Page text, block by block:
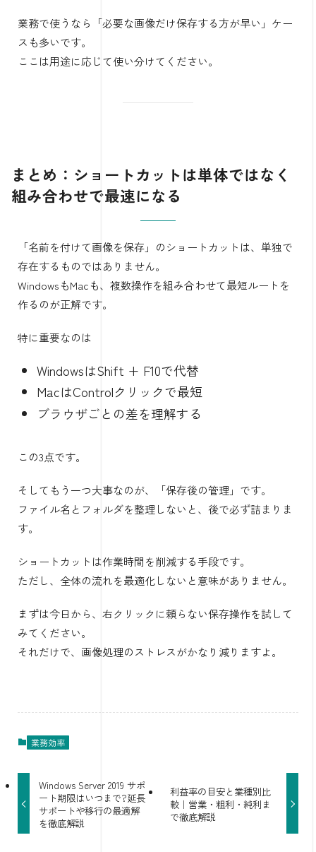
業務で使うなら「必要な画像だけ保存する方が早い」ケー
スも多いです。
ここは用途に応じて使い分けてください。
まとめ：ショートカットは単体ではなく
組み合わせで最速になる
「名前を付けて画像を保存」のショートカットは、単独で
存在するものではありません。
WindowsもMacも、複数操作を組み合わせて最短ルートを
作るのが正解です。
特に重要なのは
WindowsはShift + F10で代替
MacはControlクリックで最短
ブラウザごとの差を理解する
この3点です。
そしてもう一つ大事なのが、「保存後の管理」です。
ファイル名とフォルダを整理しないと、後で必ず詰まりま
す。
ショートカットは作業時間を削減する手段です。
ただし、全体の流れを最適化しないと意味がありません。
まずは今日から、右クリックに頼らない保存操作を試して
みてください。
それだけで、画像処理のストレスがかなり減りますよ。
業務効率
Windows Server 2019 サポ
ート期限はいつまで?延長
サポートや移行の最適解
を徹底解説
利益率の目安と業種別比
較｜営業・粗利・純利ま
で徹底解説